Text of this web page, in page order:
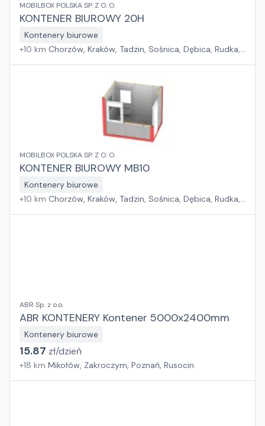
MOBILBOX POLSKA SP. Z O. O.
KONTENER BIUROWY 20H
Kontenery biurowe
+10 km Chorzów, Kraków, Tadzin, Sośnica, Dębica, Rudka,
MOBILBOX POLSKA SP. Z O. O.
KONTENER BIUROWY MB10
Kontenery biurowe
+10 km Chorzów, Kraków, Tadzin, Sośnica, Dębica, Rudka,
ABR Sp. z o.o.
ABR KONTENERY Kontener 5000x2400mm
Kontenery biurowe
15.87 zł/dzień
+18 km Mikołów, Zakroczym, Poznań, Rusocin